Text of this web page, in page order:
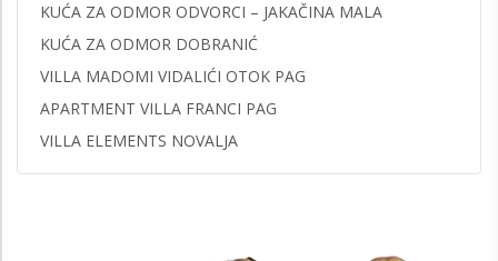
KUĆA ZA ODMOR ODVORCI – JAKAČINA MALA
KUĆA ZA ODMOR DOBRANIĆ
VILLA MADOMI VIDALIĆI OTOK PAG
APARTMENT VILLA FRANCI PAG
VILLA ELEMENTS NOVALJA